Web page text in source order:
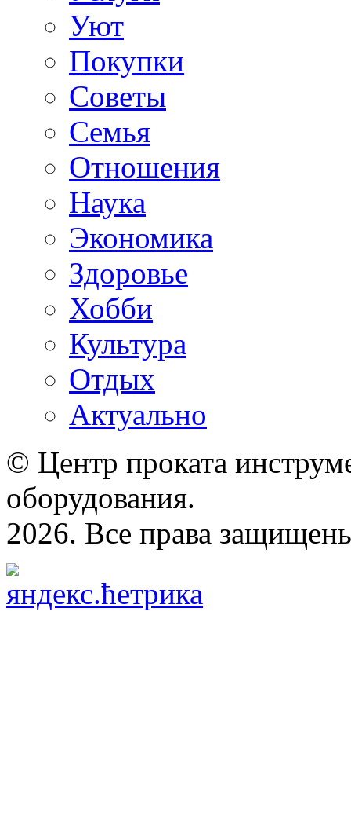
Уют
Покупки
Советы
Семья
Отношения
Наука
Экономика
Здоровье
Хобби
Культура
Отдых
Актуально
© Центр проката
оборудования.
2026. Все права